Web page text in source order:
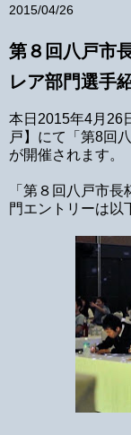
2015/04/26
第８回八戸市
レア部門選手
本日2015年4月26
戸】にて「第8回
が開催されます。
「第８回八戸市
門エントリーは以